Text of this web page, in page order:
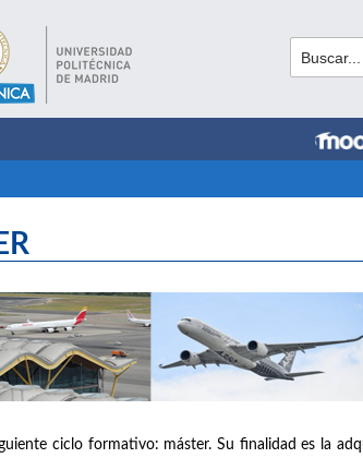
ciclo formativo: máster. Su finalidad es la